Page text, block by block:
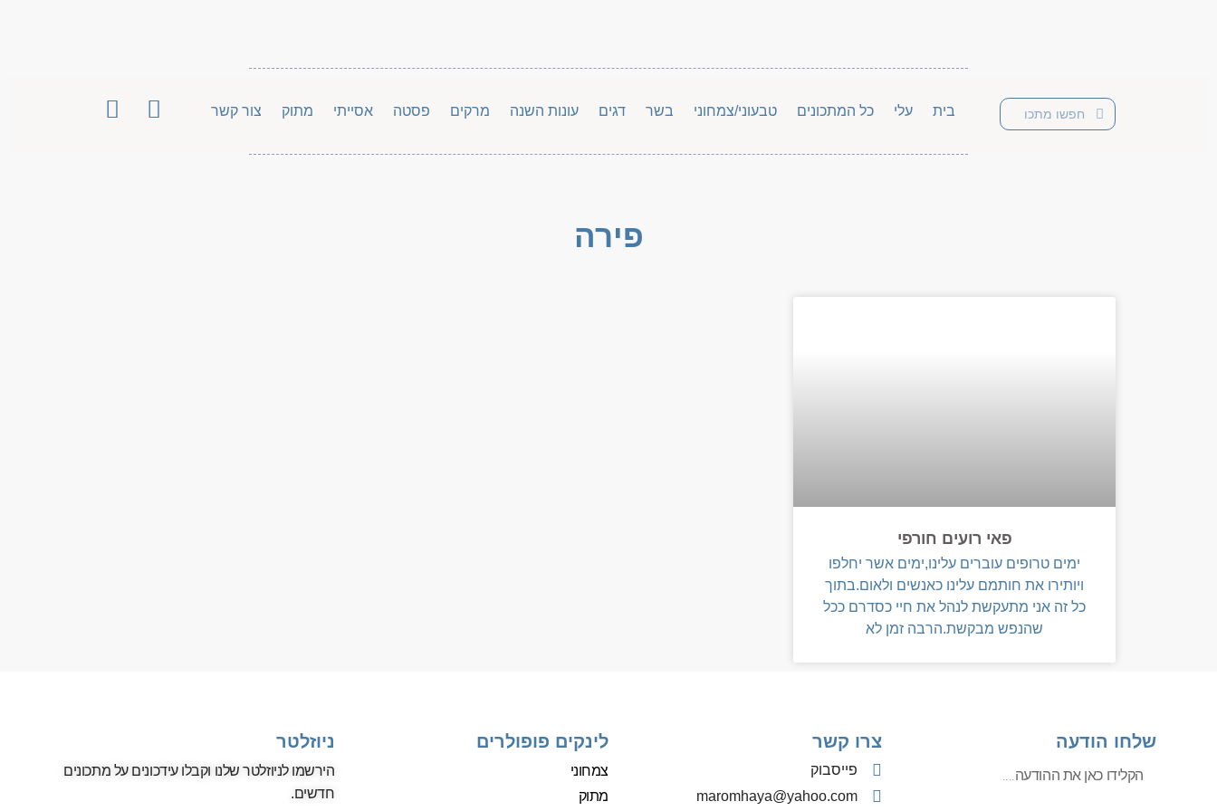
בית עלי כל המתכונים טבעוני/צמחוני בשר דגים עונות השנה מרקים פסטה אסייתי מתוק צור קשר
פירה
פאי רועים חורפי
ימים טרופים עוברים עלינו,ימים אשר יחלפו
ויותירו את חותמם עלינו כאנשים ולאום.בתוך
כל זה אני מתעקשת לנהל את חיי כסדרם ככל
שהנפש מבקשת.הרבה זמן לא
שלחו הודעה צרו קשר
פייסבוק
‫maromhaya@yahoo.com
לינקים פופולרים
צמחוני
מתוק
ניוזלטר
הירשמו לניוזלטר שלנו וקבלו עידכונים על מתכונים
חדשים.